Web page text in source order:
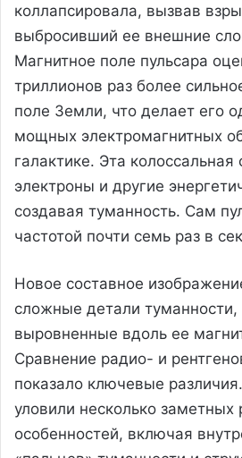
коллапсировала, вызвав
выбросивший ее внешние
Магнитное поле пульсара
триллионов раз более
поле Земли, что делает его
мощных электромагнитных
галактике. Эта
электроны и другие
создавая туманность. Сам
частотой почти семь раз в
Новое составное
сложные детали туманности,
выровненные вдоль ее
Сравнение радио- и
показало ключевые
уловили несколько заметных
особенностей, включая